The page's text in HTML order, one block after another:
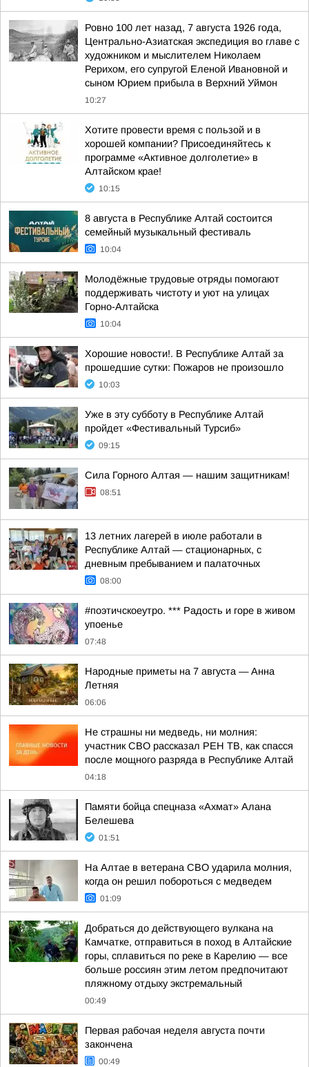
Ровно 100 лет назад, 7 августа 1926 года,
Центрально-Азиатская экспедиция во главе с
художником и мыслителем Николаем
Рерихом, его супругой Еленой Ивановной и
сыном Юрием прибыла в Верхний Уймон
10:27
Хотите провести время с пользой и в
хорошей компании? Присоединяйтесь к
программе «Активное долголетие» в
Алтайском крае!
10:15
8 августа в Республике Алтай состоится
семейный музыкальный фестиваль
10:04
Молодёжные трудовые отряды помогают
поддерживать чистоту и уют на улицах
Горно-Алтайска
10:04
Хорошие новости!. В Республике Алтай за
прошедшие сутки: Пожаров не произошло
10:03
Уже в эту субботу в Республике Алтай
пройдет «Фестивальный Турсиб»
09:15
Сила Горного Алтая — нашим защитникам!
08:51
13 летних лагерей в июле работали в
Республике Алтай — стационарных, с
дневным пребыванием и палаточных
08:00
#поэтичскоеутро. *** Радость и горе в живом
упоенье
07:48
Hapoдныe пpимeты нa 7 aвгуcтa — Aннa
Лeтняя
06:06
Не страшны ни медведь, ни молния:
участник СВО рассказал РЕН ТВ, как спасся
после мощного разряда в Республике Алтай
04:18
Памяти бойца спецназа «Ахмат» Алана
Белешева
01:51
На Алтае в ветерана СВО ударила молния,
когда он решил побороться с медведем
01:09
Добраться до действующего вулкана на
Камчатке, отправиться в поход в Алтайские
горы, сплавиться по реке в Карелию — все
больше россиян этим летом предпочитают
пляжному отдыху экстремальный
00:49
Первая рабочая неделя августа почти
закончена
00:49